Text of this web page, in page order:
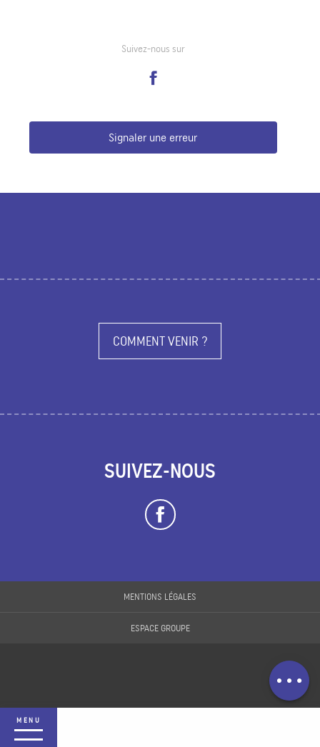
MENU
email
Suivez-nous sur
Signaler une erreur
COMMENT VENIR ?
SUIVEZ-NOUS
MENTIONS LÉGALES
ESPACE GROUPE